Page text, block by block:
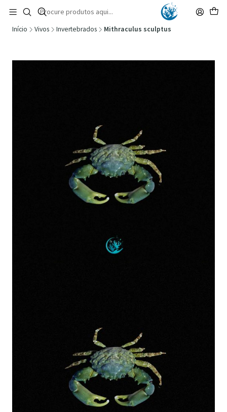
🚚 Portugal Continental: Portes Grátis desde 149,90€ (Envio extresso: 14,90€)
Ler mais
Início Vivos Invertebrados Mithraculus sculptus